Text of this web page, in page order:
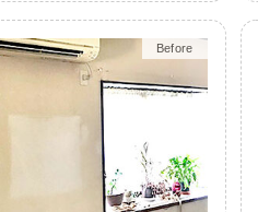
Before
After